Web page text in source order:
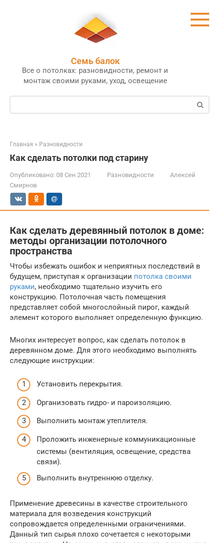
Семь балок
Все о потолках: разновидности, ремонт и
монтаж своими руками, уход, освещение
Поиск:
Главная » Разновидности
Как сделать потолки под старину
Опубликовано: 08 Сен 2021 Разновидности
Алексей
Смирнов
Как сделать деревянный потолок в доме:
методы организации потолочного
пространства
Чтобы избежать ошибок и неприятных последствий в
будущем, приступая к организации потолка своими
руками, необходимо тщательно изучить его
конструкцию. Потолочная часть помещения
представляет собой многослойный пирог, каждый
элемент которого выполняет определенную функцию.
Многих интересует вопрос, как сделать потолок в
деревянном доме. Для этого необходимо выполнять
следующие инструкции:
Установить перекрытия.
Организовать гидро- и пароизоляцию.
Выполнить монтаж утеплителя.
Проложить инженерные коммуникационные
системы (вентиляция, освещение, средства
связи).
Выполнить внутреннюю отделку.
Применение древесины в качестве строительного
материала для возведения конструкций
сопровождается определенными ограничениями.
Данный тип сырья плохо сочетается с некоторыми